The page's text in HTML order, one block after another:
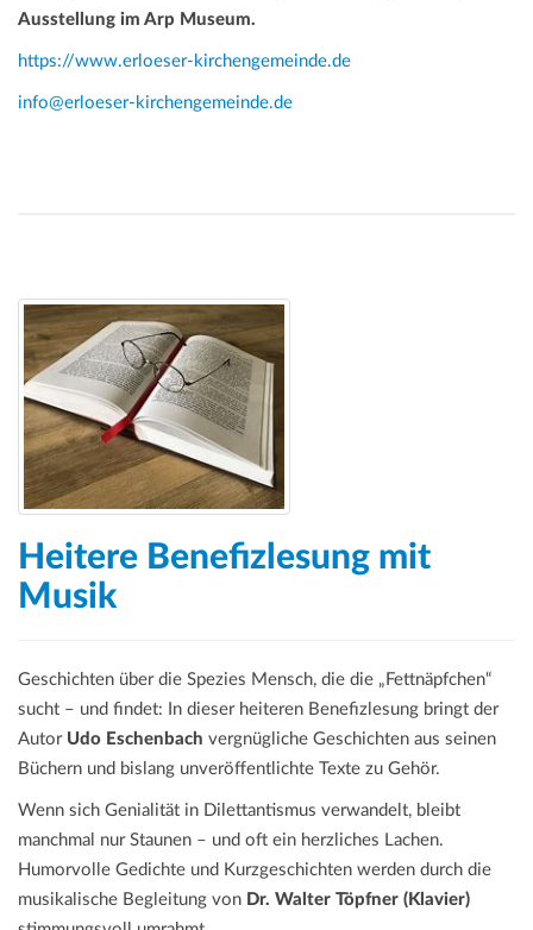
Ausstellung im Arp Museum.
https://www.erloeser-kirchengemeinde.de
info@erloeser-kirchengemeinde.de
Heitere Benefizlesung mit
Musik
Geschichten über die Spezies Mensch, die die „Fettnäpfchen“
sucht – und findet: In dieser heiteren Benefizlesung bringt der
Autor Udo Eschenbach vergnügliche Geschichten aus seinen
Büchern und bislang unveröffentlichte Texte zu Gehör.
Wenn sich Genialität in Dilettantismus verwandelt, bleibt
manchmal nur Staunen – und oft ein herzliches Lachen.
Humorvolle Gedichte und Kurzgeschichten werden durch die
musikalische Begleitung von Dr. Walter Töpfner (Klavier)